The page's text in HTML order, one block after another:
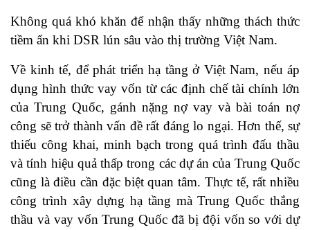
Không quá khó khăn để nhận thấy những thách thức
tiềm ẩn khi DSR lún sâu vào thị trường Việt Nam.
Về kinh tế, để phát triển hạ tầng ở Việt Nam, nếu áp
dụng hình thức vay vốn từ các định chế tài chính lớn
của Trung Quốc, gánh nặng nợ vay và bài toán nợ
công sẽ trở thành vấn đề rất đáng lo ngại. Hơn thế, sự
thiếu công khai, minh bạch trong quá trình đấu thầu
và tính hiệu quả thấp trong các dự án của Trung Quốc
cũng là điều cần đặc biệt quan tâm. Thực tế, rất nhiều
công trình xây dựng hạ tầng mà Trung Quốc thắng
thầu và vay vốn Trung Quốc đã bị đội vốn so với dự